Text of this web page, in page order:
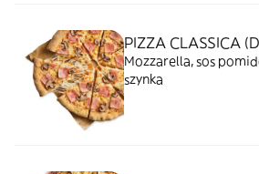
PIZZA CLASSICA
Mozzarella, sos
szynka